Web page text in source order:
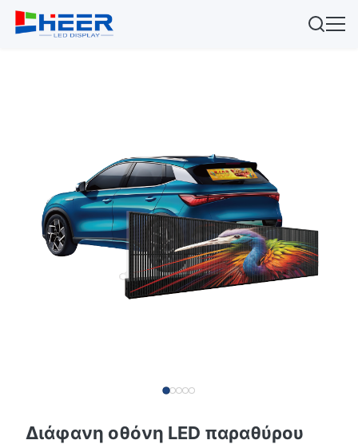
Διάφανη οθόνη LED παραθύρου